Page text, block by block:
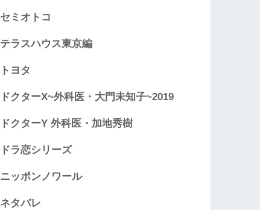
セミオトコ
テラスハウス東京編
トヨタ
ドクターX~外科医・大門未知子~2019
ドクターY 外科医・加地秀樹
ドラ恋シリーズ
ニッポンノワール
ネタバレ